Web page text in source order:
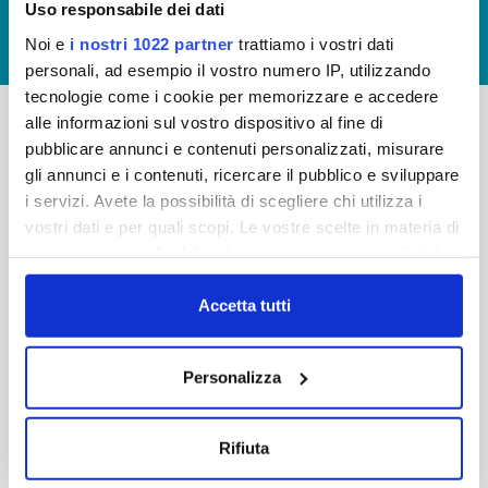
Uso responsabile dei dati
Noi e i nostri 1022 partner trattiamo i vostri dati
personali, ad esempio il vostro numero IP, utilizzando
tecnologie come i cookie per memorizzare e accedere
alle informazioni sul vostro dispositivo al fine di
pubblicare annunci e contenuti personalizzati, misurare
gli annunci e i contenuti, ricercare il pubblico e sviluppare
i servizi. Avete la possibilità di scegliere chi utilizza i
vostri dati e per quali scopi. Le vostre scelte in materia di
in cui avete effettuato le vostre scelte. È possibile
modificare o revocare il proprio consenso in qualsiasi
momento dalla Dichiarazione sui cookie o facendo clic
Con il tuo consenso, vorremmo anche:
raccogliere informazioni sulla tua posizione
Accetta tutti
Personalizza
Rifiuta
LAVORA CON NOI
Publiacqua S.p.A
Via Villamagna 90/c -
50126 Fi
Tel. +39 055688903
Reg Imprese Firenze
-
FAQ
PRIVACY POLICY
COOKIE
WHISTLEBLOWING
CREDITS